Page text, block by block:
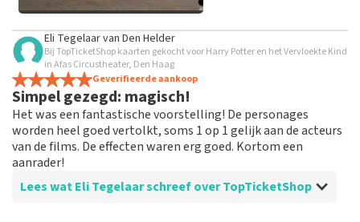
bekijken
Eli Tegelaarvan Den Helder
Bij TopTicketShop kaarten gekocht voor Harry Potter en het Vervloekte Kind
in Afas Circustheater, Den Haag
Geverifieerde aankoop
Simpel gezegd: magisch!
Het was een fantastische voorstelling! De personages
worden heel goed vertolkt, soms 1 op 1 gelijk aan de acteurs
van de films. De effecten waren erg goed. Kortom een
aanrader!
Lees wat Eli Tegelaar schreef over TopTicketShop